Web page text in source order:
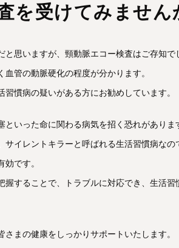
を受けてみません
思いますが、頸動脈エコー検査はご存知で
管の動脈硬化の程度が分かります。
慣病の疑いがある方にお勧めしています。
いった命に関わる病気を招く恐れがありま
イレントキラーと呼ばれる生活習慣病なの
です。
することで、トラブルに対応でき、生活習
まの健康をしっかりサポートいたします。